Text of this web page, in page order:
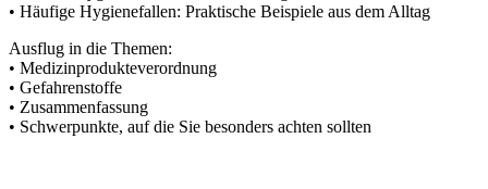
• Häufige Hygienefallen: Praktische Beispiele aus dem Alltag
Ausflug in die Themen:
• Medizinprodukteverordnung
• Gefahrenstoffe
• Zusammenfassung
• Schwerpunkte, auf die Sie besonders achten sollten